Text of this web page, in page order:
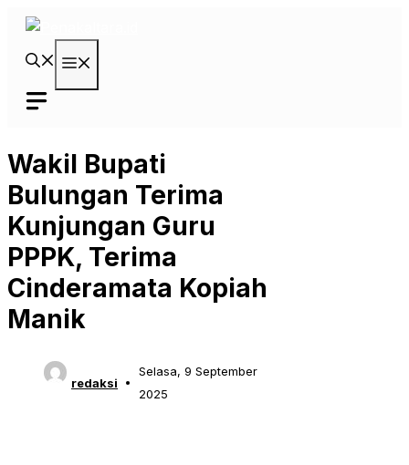
Langsung
Wakil Bupati
Bulungan Terima
Kunjungan Guru
PPPK, Terima
Cinderamata Kopiah
Manik
redaksi
Selasa, 9 September
2025